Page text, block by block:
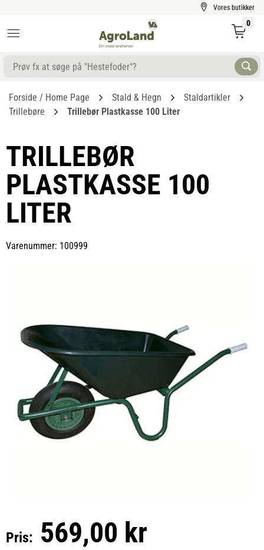
Vores butikker
0
Forside / Home Page Stald & Hegn
Staldartikler
Trillebøre
Trillebør Plastkasse 100 Liter
TRILLEBØR
PLASTKASSE 100
LITER
Varenummer: 100999
Pris: 569,00 kr